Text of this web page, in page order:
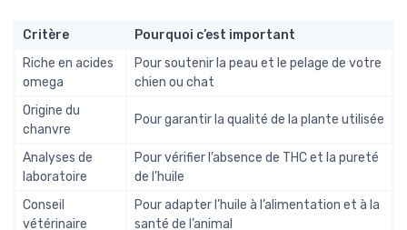
Critère
Pourquoi c’est important
Riche en acides
omega
Pour soutenir la peau et le pelage de votre
chien ou chat
Origine du
chanvre
Pour garantir la qualité de la plante utilisée
Analyses de
laboratoire
Pour vérifier l’absence de THC et la pureté
de l’huile
Conseil
vétérinaire
Pour adapter l’huile à l’alimentation et à la
santé de l’animal